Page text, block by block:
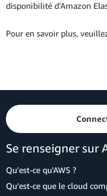
disponibilité d'Amazon
Pour en savoir plus,
Se renseigner sur
Qu'est-ce qu'AWS ?
Qu’est-ce que le cloud